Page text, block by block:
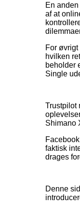
En
af at
For
hvilken
beholder
Single
Trustpilot
Shimano
faktisk
drages
Denne